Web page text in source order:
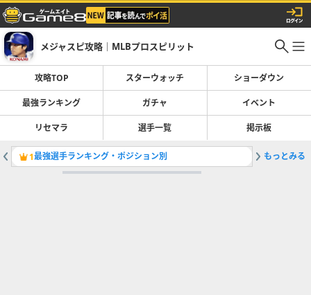
メジャスピ攻略｜MLBプロスピリット
攻略TOP スターウォッチ ショーダウン
最強ランキング ガチャ イベント
リセマラ 選手一覧 掲示板
1最強選手ランキング・ポジション別 2開催中
もっとみる